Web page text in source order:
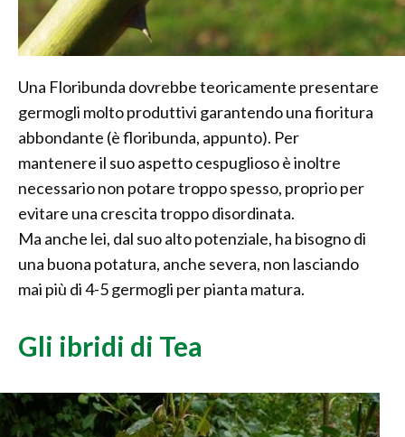
Una Floribunda dovrebbe teoricamente presentare
germogli molto produttivi garantendo una fioritura
abbondante (è floribunda, appunto). Per
mantenere il suo aspetto cespuglioso è inoltre
necessario non potare troppo spesso, proprio per
evitare una crescita troppo disordinata.
Ma anche lei, dal suo alto potenziale, ha bisogno di
una buona potatura, anche severa, non lasciando
mai più di 4-5 germogli per pianta matura.
Gli ibridi di Tea